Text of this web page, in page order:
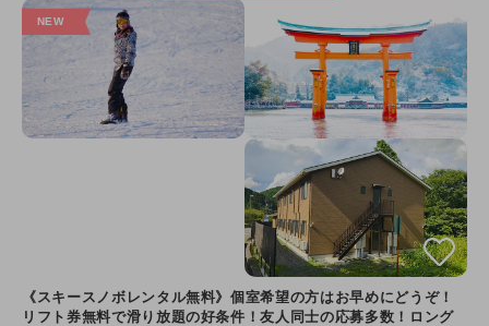
《スキースノボレンタル無料》個室希望の方はお早めにどうぞ！
リフト券無料で滑り放題の好条件！友人同士の応募多数！ロング